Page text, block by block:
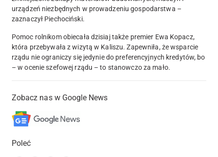
urządzeń niezbędnych w prowadzeniu gospodarstwa –
zaznaczył Piechociński.
Pomoc rolnikom obiecała dzisiaj także premier Ewa Kopacz,
która przebywała z wizytą w Kaliszu. Zapewniła, że wsparcie
rządu nie ograniczy się jedynie do preferencyjnych kredytów, bo
– w ocenie szefowej rządu – to stanowczo za mało.
Zobacz nas w Google News
Poleć